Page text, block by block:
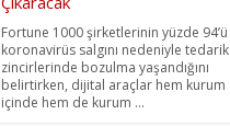
Fortune 1000 şirketlerinin yüzde 94’ü
koronavirüs salgını nedeniyle tedarik
zincirlerinde bozulma yaşandığını
belirtirken, dijital araçlar hem kurum
içinde hem de kurum ...